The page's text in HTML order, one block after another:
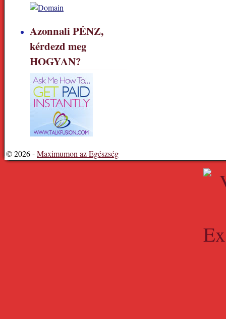
Azonnali PÉNZ,
kérdezd meg
HOGYAN?
© 2026 -Maximumon az Egészség